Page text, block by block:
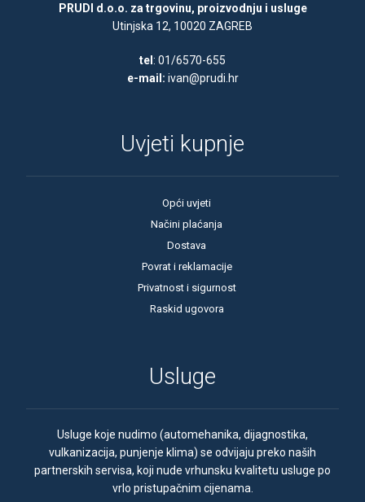
PRUDI d.o.o. za trgovinu, proizvodnju i usluge
Utinjska 12, 10020 ZAGREB
tel : 01/6570-655
e-mail: ivan@prudi.hr
Uvjeti kupnje
Opći uvjeti
Načini plaćanja
Dostava
Povrat i reklamacije
Privatnost i sigurnost
Raskid ugovora
Usluge
Usluge koje nudimo (automehanika, dijagnostika,
vulkanizacija, punjenje klima) se odvijaju preko naših
partnerskih servisa, koji nude vrhunsku kvalitetu usluge po
vrlo pristupačnim cijenama.